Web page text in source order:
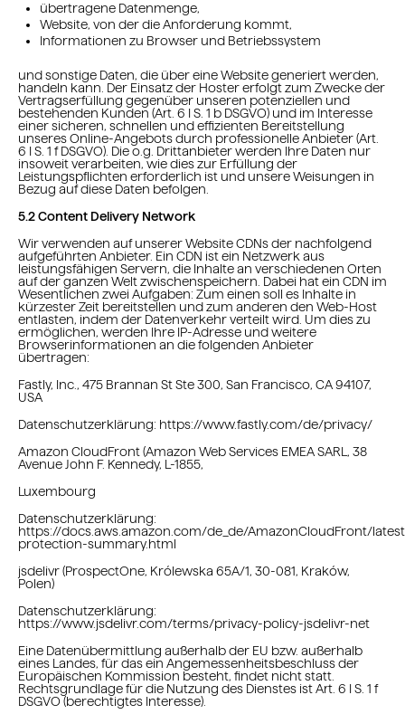
übertragene Datenmenge,
Website, von der die Anforderung kommt,
Informationen zu Browser und Betriebssystem
und sonstige Daten, die über eine Website generiert werden,
handeln kann. Der Einsatz der Hoster erfolgt zum Zwecke der
Vertragserfüllung gegenüber unseren potenziellen und
bestehenden Kunden (Art. 6 I S. 1 b DSGVO) und im Interesse
einer sicheren, schnellen und effizienten Bereitstellung
unseres Online-Angebots durch professionelle Anbieter (Art.
6 I S. 1 f DSGVO). Die o.g. Drittanbieter werden Ihre Daten nur
insoweit verarbeiten, wie dies zur Erfüllung der
Leistungspflichten erforderlich ist und unsere Weisungen in
Bezug auf diese Daten befolgen.
5.2 Content Delivery Network
Wir verwenden auf unserer Website CDNs der nachfolgend
aufgeführten Anbieter. Ein CDN ist ein Netzwerk aus
leistungsfähigen Servern, die Inhalte an verschiedenen Orten
auf der ganzen Welt zwischenspeichern. Dabei hat ein CDN im
Wesentlichen zwei Aufgaben: Zum einen soll es Inhalte in
kürzester Zeit bereitstellen und zum anderen den Web-Host
entlasten, indem der Datenverkehr verteilt wird. Um dies zu
ermöglichen, werden Ihre IP-Adresse und weitere
Browserinformationen an die folgenden Anbieter
übertragen:
Fastly, Inc., 475 Brannan St Ste 300, San Francisco, CA 94107,
USA
Datenschutzerklärung: https://www.fastly.com/de/privacy/
Amazon CloudFront (Amazon Web Services EMEA SARL, 38
Avenue John F. Kennedy, L-1855,
Luxembourg
Datenschutzerklärung:
https://docs.aws.amazon.com/de_de/AmazonCloudFront/
protection-summary.html
jsdelivr (ProspectOne, Królewska 65A/1, 30-081, Kraków,
Polen)
Datenschutzerklärung:
https://www.jsdelivr.com/terms/privacy-policy-jsdelivr-net
Eine Datenübermittlung außerhalb der EU bzw. außerhalb
eines Landes, für das ein Angemessenheitsbeschluss der
Europäischen Kommission besteht, findet nicht statt.
Rechtsgrundlage für die Nutzung des Dienstes ist Art. 6 I S. 1 f
DSGVO (berechtigtes Interesse).